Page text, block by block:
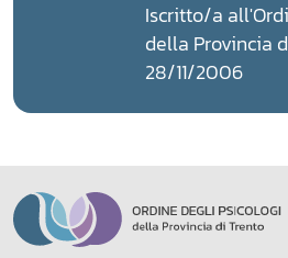
Iscritto/a
della Provincia
28/11/2006